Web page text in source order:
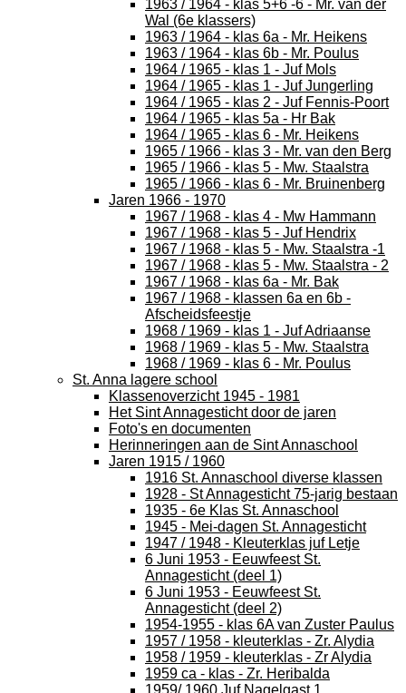
1963 / 1964 - klas 5+6 -6 - Mr. van der
Wal (6e klassers)
1963 / 1964 - klas 6a - Mr. Heikens
1963 / 1964 - klas 6b - Mr. Poulus
1964 / 1965 - klas 1 - Juf Mols
1964 / 1965 - klas 1 - Juf Jungerling
1964 / 1965 - klas 2 - Juf Fennis-Poort
1964 / 1965 - klas 5a - Hr Bak
1964 / 1965 - klas 6 - Mr. Heikens
1965 / 1966 - klas 3 - Mr. van den Berg
1965 / 1966 - klas 5 - Mw. Staalstra
1965 / 1966 - klas 6 - Mr. Bruinenberg
Jaren 1966 - 1970
1967 / 1968 - klas 4 - Mw Hammann
1967 / 1968 - klas 5 - Juf Hendrix
1967 / 1968 - klas 5 - Mw. Staalstra -1
1967 / 1968 - klas 5 - Mw. Staalstra - 2
1967 / 1968 - klas 6a - Mr. Bak
1967 / 1968 - klassen 6a en 6b -
Afscheidsfeestje
1968 / 1969 - klas 1 - Juf Adriaanse
1968 / 1969 - klas 5 - Mw. Staalstra
1968 / 1969 - klas 6 - Mr. Poulus
St. Anna lagere school
Klassenoverzicht 1945 - 1981
Het Sint Annagesticht door de jaren
Foto's en documenten
Herinneringen aan de Sint Annaschool
Jaren 1915 / 1960
1916 St. Annaschool diverse klassen
1928 - St Annagesticht 75-jarig bestaan
1935 - 6e Klas St. Annaschool
1945 - Mei-dagen St. Annagesticht
1947 / 1948 - Kleuterklas juf Letje
6 Juni 1953 - Eeuwfeest St.
Annagesticht (deel 1)
6 Juni 1953 - Eeuwfeest St.
Annagesticht (deel 2)
1954-1955 - klas 6A van Zuster Paulus
1957 / 1958 - kleuterklas - Zr. Alydia
1958 / 1959 - kleuterklas - Zr Alydia
1959 ca - klas - Zr. Heribalda
1959/ 1960 Juf Nagelgast 1